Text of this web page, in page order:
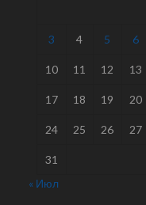
3 4 5 6
10 11 12 13
17 18 19 20
24 25 26 27
31
« Июл